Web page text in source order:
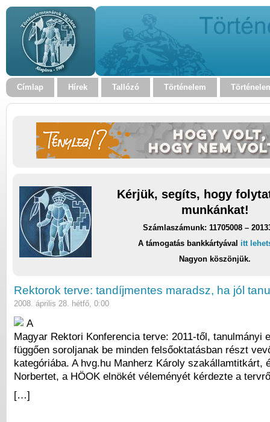
Címlap Hírek Tallózó Történelem
Kérjük, segíts, hogy
munkánkat!
Számlaszámunk: 11705008 –
A támogatás bankkártyával itt
Nagyon köszönjük.
Rektorok terve: tandíjmentes maradsz, ha jól
2008. április 28. hétfő, 0:00
A
Magyar Rektori Konferencia terve: 2011-től, tanulmányi
függően soroljanak be minden felsőoktatásban részt
kategóriába. A hvg.hu Manherz Károly szakállamtitkárt,
Norbertet, a HÖOK elnökét véleményét kérdezte a
[…]